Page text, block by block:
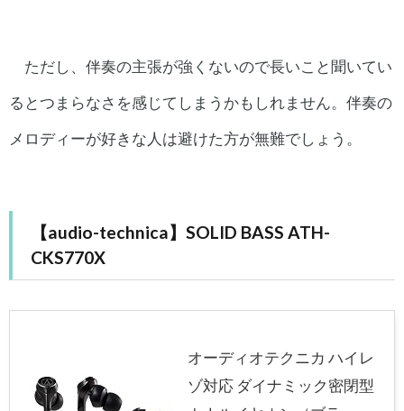
ただし、伴奏の主張が強くないので長いこと聞いてい
るとつまらなさを感じてしまうかもしれません。伴奏の
メロディーが好きな人は避けた方が無難でしょう。
【audio-technica】SOLID BASS ATH-
CKS770X
オーディオテクニカ ハイレ
ゾ対応 ダイナミック密閉型